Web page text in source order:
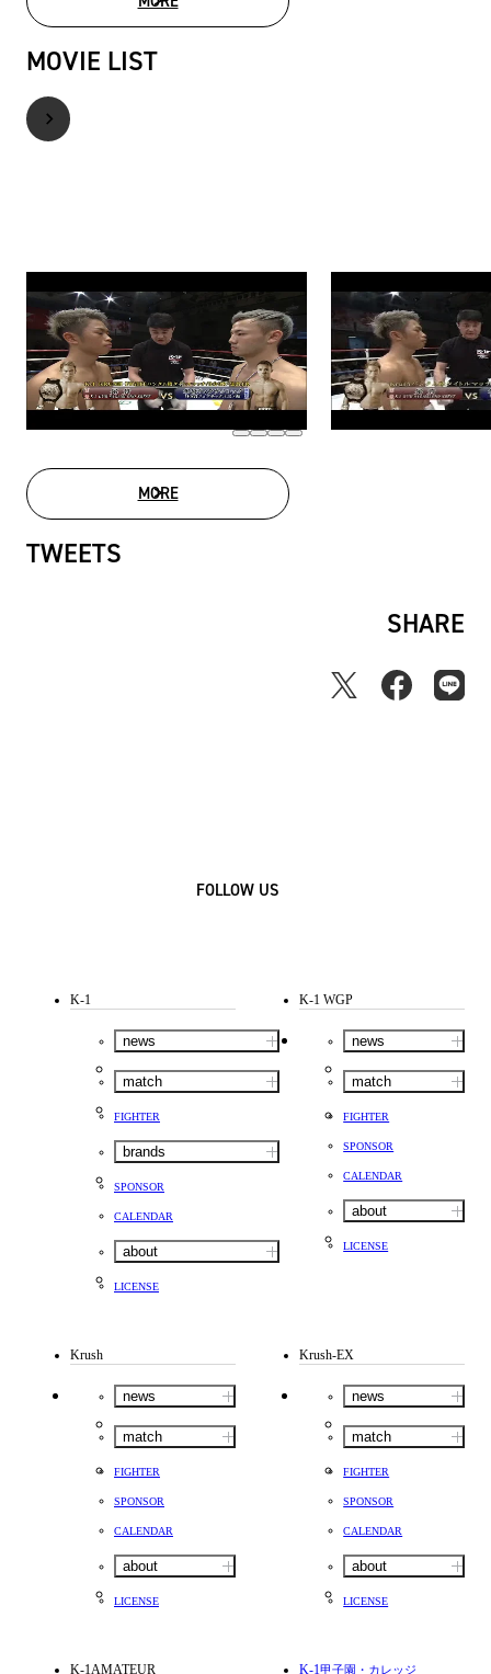
PHOTO GALLERY
MOVIE LIST
MOREMOVIE LIST
TWEETS
SHARE
FOLLOW US
K-1
news
match
FIGHTER
brands
SPONSOR
CALENDAR
about
LICENSE
K-1 WGP
news
match
FIGHTER
SPONSOR
CALENDAR
about
LICENSE
Krush
news
match
FIGHTER
SPONSOR
CALENDAR
about
LICENSE
Krush-EX
news
match
FIGHTER
SPONSOR
CALENDAR
about
LICENSE
K-1AMATEUR K-1甲子園・カレッジ